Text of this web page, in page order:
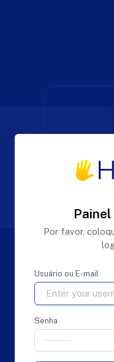
Por favor,
Usuário ou E-mail
Senha